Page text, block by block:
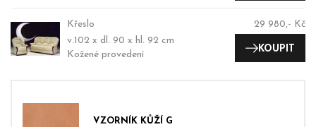
Křeslo
v.102 x dl. 90 x hl. 92 cm
Kožené provedení
29 980,- Kč
KOUPIT
VZORNÍK KŮŽÍ G